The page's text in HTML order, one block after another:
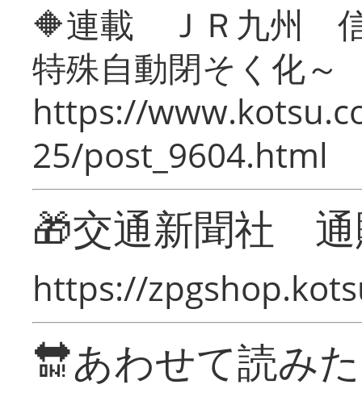
🔶連載 ＪＲ九州 信
特殊自動閉そく化～
https://
25/post_9604.html
🎁交通新聞社
https://
🔛あわせて読み